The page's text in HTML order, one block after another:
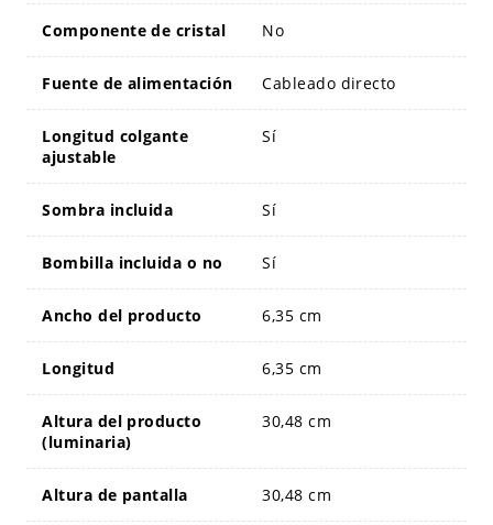
Componente de cristal No
Fuente de alimentación Cableado directo
Longitud colgante
ajustable
Sí
Sombra incluida Sí
Bombilla incluida o no Sí
Ancho del producto 6,35 cm
Longitud 6,35 cm
Altura del producto
(luminaria)
30,48 cm
Altura de pantalla 30,48 cm